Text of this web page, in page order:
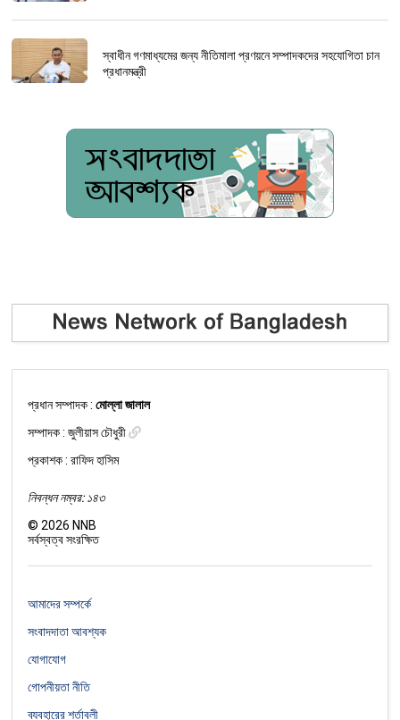
স্বাধীন গণমাধ্যমের জন্য নীতিমালা প্রণয়নে সম্পাদকদের সহযোগিতা চান
প্রধানমন্ত্রী
প্রধান সম্পাদক :মোল্লা জালাল
সম্পাদক :জুলীয়াস চৌধুরী
প্রকাশক : রাফিদ হাসিম
নিবন্ধন নম্বর: ১৪৩
©2026 NNB
সর্বস্বত্ব সংরক্ষিত
আমাদের সম্পর্কে
সংবাদদাতা আবশ্যক
যোগাযোগ
গোপনীয়তা নীতি
ব্যবহারের শর্তাবলী